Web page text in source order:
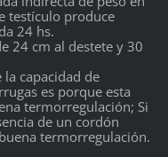
testículo produce
24 hs.
24 cm al destete y 30
capacidad de
es porque esta
termorregulación; Si
de un cordón
termorregulación.